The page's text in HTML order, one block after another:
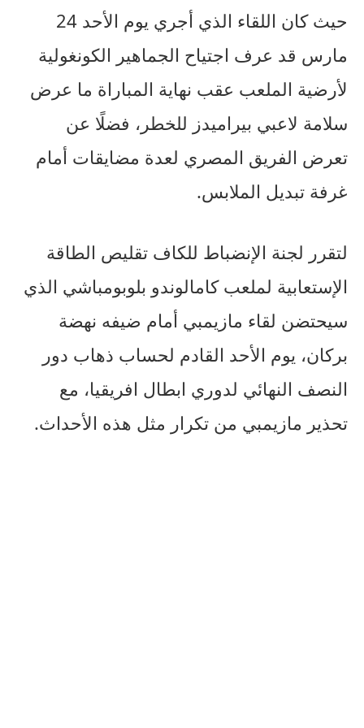
حيث كان اللقاء الذي أجري يوم الأحد 24
مارس قد عرف اجتياح الجماهير الكونغولية
لأرضية الملعب عقب نهاية المباراة ما عرض
سلامة لاعبي بيراميدز للخطر، فضلًا عن
تعرض الفريق المصري لعدة مضايقات أمام
غرفة تبديل الملابس.
لتقرر لجنة الإنضباط للكاف تقليص الطاقة
الإستعابية لملعب كامالوندو بلوبومباشي الذي
سيحتضن لقاء مازيمبي أمام ضيفه نهضة
بركان، يوم الأحد القادم لحساب ذهاب دور
النصف النهائي لدوري ابطال افريقيا، مع
تحذير مازيمبي من تكرار مثل هذه الأحداث.